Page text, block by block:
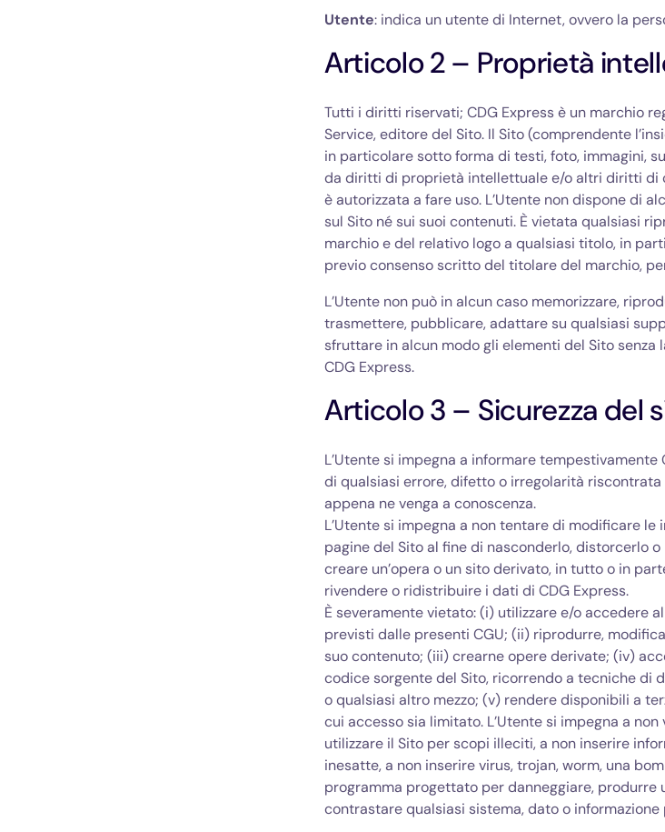
Utente: indica un utente di Internet, ovvero la
Articolo 2 – Proprietà
Tutti i diritti riservati; CDG Express è un marchio
Service, editore del Sito. Il Sito (comprendente
in particolare sotto forma di testi, foto, immagini,
da diritti di proprietà intellettuale e/o altri diritti di
è autorizzata a fare uso. L’Utente non dispone di
sul Sito né sui suoi contenuti. È vietata qualsiasi
marchio e del relativo logo a qualsiasi titolo, in
previo consenso scritto del titolare del marchio,
L’Utente non può in alcun caso memorizzare,
trasmettere, pubblicare, adattare su qualsiasi
sfruttare in alcun modo gli elementi del Sito senza
CDG Express.
Articolo 3 – Sicurezza del
L’Utente si impegna a informare tempestivamente
di qualsiasi errore, difetto o irregolarità riscontrata
appena ne venga a conoscenza.
L’Utente si impegna a non tentare di modificare
pagine del Sito al fine di nasconderlo, distorcerlo
creare un’opera o un sito derivato, in tutto o in
rivendere o ridistribuire i dati di CDG Express.
È severamente vietato: (i) utilizzare e/o accedere
previsti dalle presenti CGU; (ii) riprodurre,
suo contenuto; (iii) crearne opere derivate; (iv)
codice sorgente del Sito, ricorrendo a tecniche di
o qualsiasi altro mezzo; (v) rendere disponibili a
cui accesso sia limitato. L’Utente si impegna a
utilizzare il Sito per scopi illeciti, a non inserire
inesatte, a non inserire virus, trojan, worm, una
programma progettato per danneggiare,
contrastare qualsiasi sistema, dato o informazione